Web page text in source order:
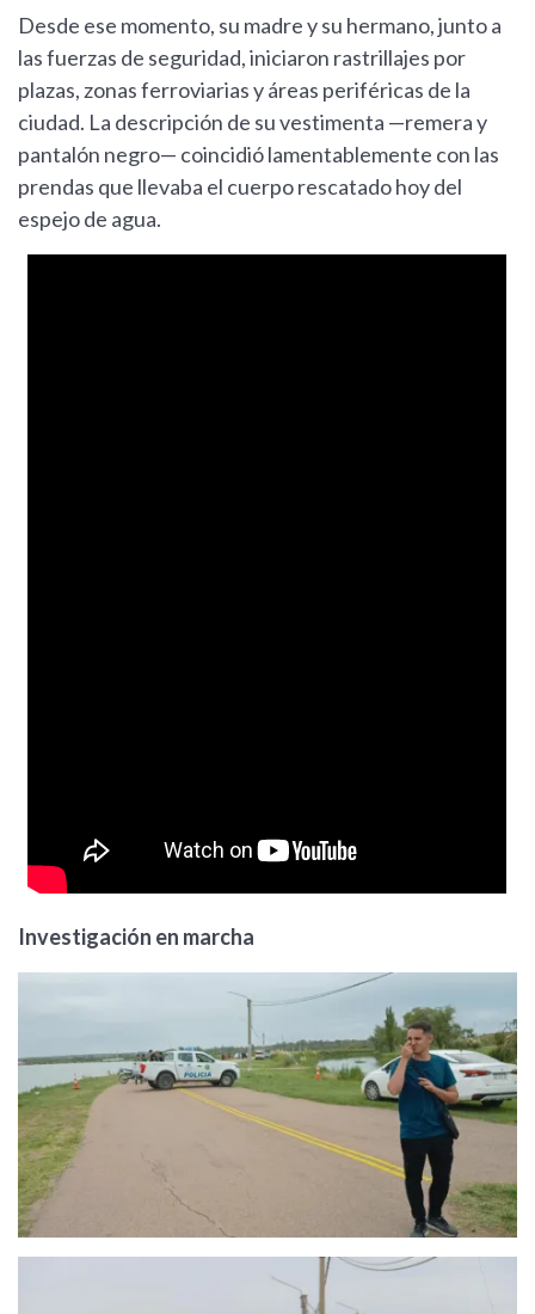
Desde ese momento, su madre y su hermano, junto a
las fuerzas de seguridad, iniciaron rastrillajes por
plazas, zonas ferroviarias y áreas periféricas de la
ciudad. La descripción de su vestimenta —remera y
pantalón negro— coincidió lamentablemente con las
prendas que llevaba el cuerpo rescatado hoy del
espejo de agua.
Investigación en marcha